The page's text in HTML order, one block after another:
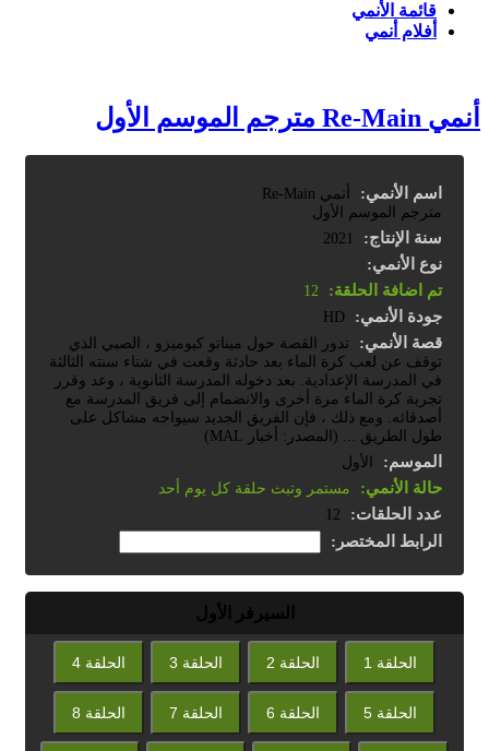
قائمة الأنمي
أفلام أنمي
أنمي Re-Main مترجم الموسم الأول
اسم الأنمي:
أنمي Re-Main
مترجم الموسم الأول
سنة الإنتاج: 2021
نوع الأنمي:
تم اضافة الحلقة:
12
جودة الأنمي: HD
قصة الأنمي:
تدور القصة حول ميناتو كيوميزو ، الصبي الذي
توقف عن لعب كرة الماء بعد حادثة وقعت في شتاء سنته الثالثة
في المدرسة الإعدادية. بعد دخوله المدرسة الثانوية ، وعد وقرر
تجربة كرة الماء مرة أخرى والانضمام إلى فريق المدرسة مع
أصدقائه. ومع ذلك ، فإن الفريق الجديد سيواجه مشاكل على
طول الطريق ... (المصدر: أخبار MAL)
الموسم: الأول
حالة الأنمي: مستمر وتبث حلقة كل يوم أحد
عدد الحلقات: 12
الرابط المختصر:
السيرفر الأول
الحلقة 1 الحلقة 2 الحلقة 3 الحلقة 4
الحلقة 5 الحلقة 6 الحلقة 7 الحلقة 8